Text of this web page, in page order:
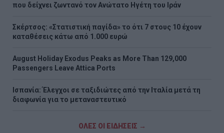
που δείχνει ζωντανό τον Ανώτατο Ηγέτη του Ιράν
Σκέρτσος: «Στατιστική παγίδα» το ότι 7 στους 10 έχουν
καταθέσεις κάτω από 1.000 ευρώ
August Holiday Exodus Peaks as More Than 129,000
Passengers Leave Attica Ports
Ισπανία: Έλεγχοι σε ταξιδιώτες από την Ιταλία μετά τη
διαφωνία για το μεταναστευτικό
ΟΛΕΣ ΟΙ ΕΙΔΗΣΕΙΣ →